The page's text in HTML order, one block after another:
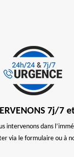
7j/7
intervenons dans
via le formulaire ou à